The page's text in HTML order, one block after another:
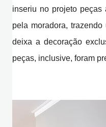
inseriu no projeto
pela moradora,
deixa a decoração
peças, inclusive, foram